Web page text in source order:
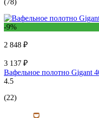
-9%
2 848 ₽
3 137 ₽
Вафельное полотно Gigant
4.5
(22)